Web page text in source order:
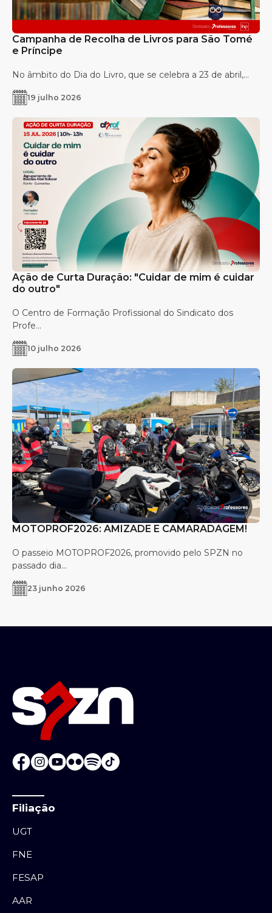
Campanha de Recolha de Livros para São Tomé
e Príncipe
No âmbito do Dia do Livro, que se celebra a 23 de abril,...
19 julho 2026
Ação de Curta Duração: "Cuidar de mim é cuidar
do outro"
O Centro de Formação Profissional do Sindicato dos
Profe...
10 julho 2026
MOTOPROF2026: AMIZADE E CAMARADAGEM!
O passeio MOTOPROF2026, promovido pelo SPZN no
passado dia...
23 junho 2026
Filiação
UGT
FNE
FESAP
AAR